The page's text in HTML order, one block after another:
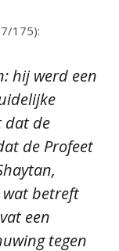
175):
hij werd een
dat de
de Profeet
wat betreft
een
tegen